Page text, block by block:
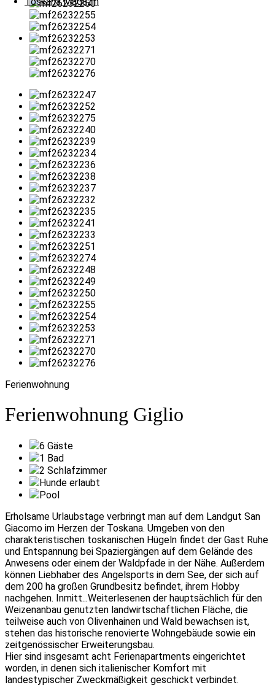
Ferienwohnung
Ferienwohnung Giglio
6 Gäste
1 Bad
2 Schlafzimmer
Hunde erlaubt
Pool
Erholsame Urlaubstage verbringt man auf dem Landgut San
Giacomo im Herzen der Toskana. Umgeben von den
charakteristischen toskanischen Hügeln findet der Gast Ruhe
und Entspannung bei Spaziergängen auf dem Gelände des
Anwesens oder einem der Waldpfade in der Nähe. Außerdem
können Liebhaber des Angelsports in dem See, der sich auf
dem 200 ha großen Grundbesitz befindet, ihrem Hobby
nachgehen. Inmitt...Weiterlesenen der hauptsächlich für den
Weizenanbau genutzten landwirtschaftlichen Fläche, die
teilweise auch von Olivenhainen und Wald bewachsen ist,
stehen das historische renovierte Wohngebäude sowie ein
zeitgenössischer Erweiterungsbau.
Hier sind insgesamt acht Ferienapartments eingerichtet
worden, in denen sich italienischer Komfort mit
landestypischer Zweckmäßigkeit geschickt verbindet.